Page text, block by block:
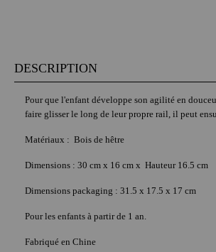
DESCRIPTION
Pour que l'enfant développe son agilité en
faire glisser le long de leur propre rail, il peut
Matériaux : Bois de hêtre
Dimensions : 30 cm x 16 cm x Hauteur 16.5 cm
Dimensions packaging : 31.5 x 17.5 x 17 cm
Pour les enfants à partir de 1 an.
Fabriqué en Chine